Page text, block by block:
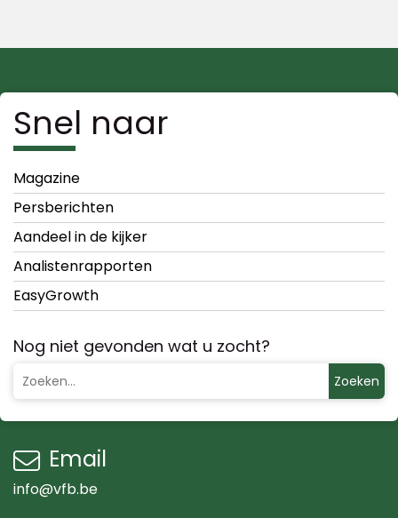
Snel naar
Magazine
Persberichten
Aandeel in de kijker
Analistenrapporten
EasyGrowth
Nog niet gevonden wat u zocht?
Zoeken
Email
info@vfb.be